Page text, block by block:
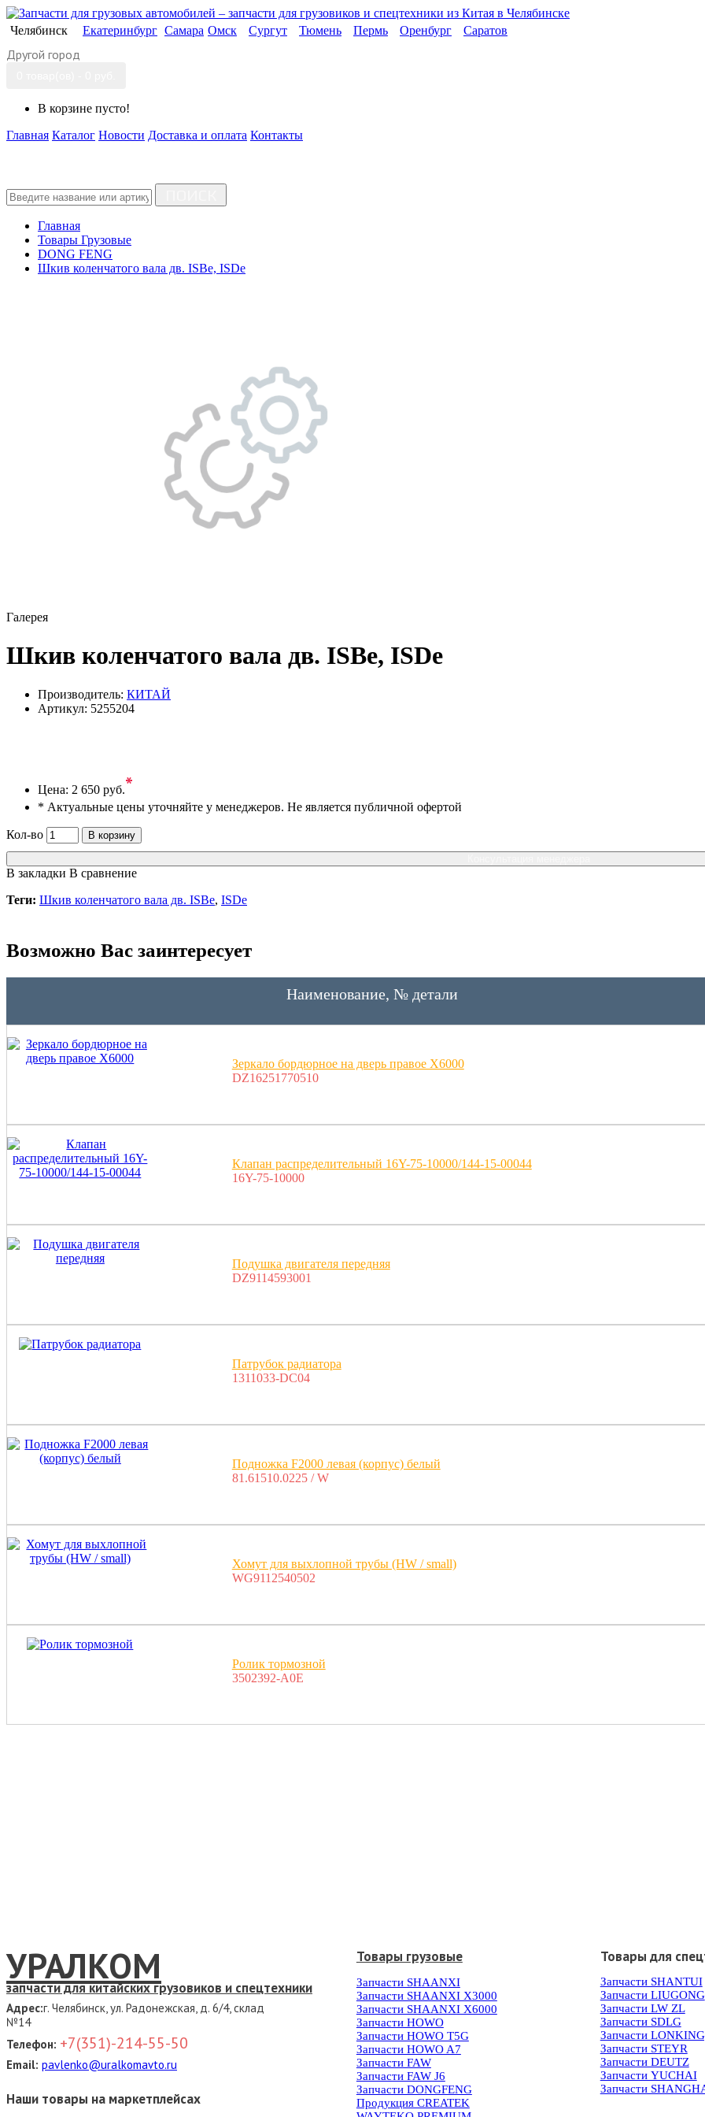
Челябинск Екатеринбург Самара Омск Сургут Тюмень Пермь Оренбург Саратов
Другой город
В корзине пусто!
Главная Каталог Новости Доставка и оплата Контакты
Главная
Товары Грузовые
DONG FENG
Шкив коленчатого вала дв. ISBe, ISDe
Галерея
Шкив коленчатого вала дв. ISBe, ISDe
Производитель: КИТАЙ
Артикул: 5255204
Цена: 2 650 руб.*
* Актуальные цены уточняйте у менеджеров. Не является публичной офертой
Кол-во
В корзину
В закладки В сравнение
Теги: Шкив коленчатого вала дв. ISBe, ISDe
Возможно Вас заинтересует
Наименование, № детали
Зеркало бордюрное на дверь правое X6000
DZ16251770510
Клапан распределительный 16Y-75-10000/144-15-00044
16Y-75-10000
Подушка двигателя передняя
DZ9114593001
Патрубок радиатора
1311033-DC04
Подножка F2000 левая (корпус) белый
81.61510.0225 / W
Хомут для выхлопной трубы (HW / small)
WG9112540502
Ролик тормозной
3502392-A0E
УРАЛКОМ
запчасти для китайских грузовиков и спецтехники
Адрес:г. Челябинск, ул. Радонежская, д. 6/4, склад
№14
Телефон: +7(351)-214-55-50
Email: pavlenko@uralkomavto.ru
Наши товары на маркетплейсах
Товары грузовые
Запчасти SHAANXI
Запчасти SHAANXI X3000
Запчасти SHAANXI X6000
Запчасти HOWO
Запчасти HOWO T5G
Запчасти HOWO A7
Запчасти FAW
Запчасти FAW J6
Запчасти DONGFENG
Продукция CREATEK
Товары для
Запчасти SHANTUI
Запчасти LIUGONG
Запчасти LW ZL
Запчасти SDLG
Запчасти
Запчасти STEYR
Запчасти DEUTZ
Запчасти YUCHAI
Запчасти